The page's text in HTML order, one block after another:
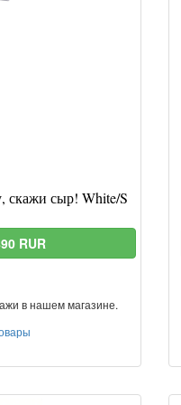
скажи сыр! White/S
RUR
в нашем магазине.